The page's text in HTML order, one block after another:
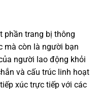
phần trang bị thông
mà còn là người bạn
người lao động khỏi
và cấu trúc linh hoạt
xúc trực tiếp với các